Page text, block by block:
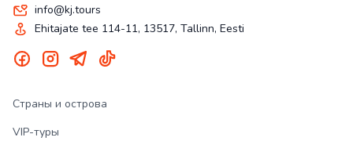
info@kj.tours
Ehitajate tee 114-11, 13517, Tallinn, Eesti
Страны и острова
VIP-туры